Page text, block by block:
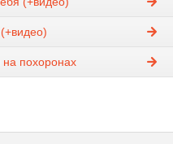
похоронах